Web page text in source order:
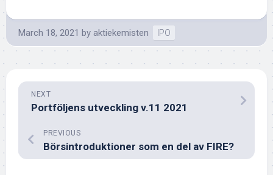
March 18, 2021 by aktiekemisten IPO
NEXT
Portföljens utveckling v.11 2021
PREVIOUS
Börsintroduktioner som en del av FIRE?